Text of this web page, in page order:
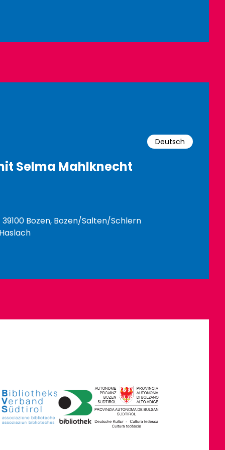
Deutsch
Selma Mahlknecht
Bozen, Bozen/Salten/Schlern